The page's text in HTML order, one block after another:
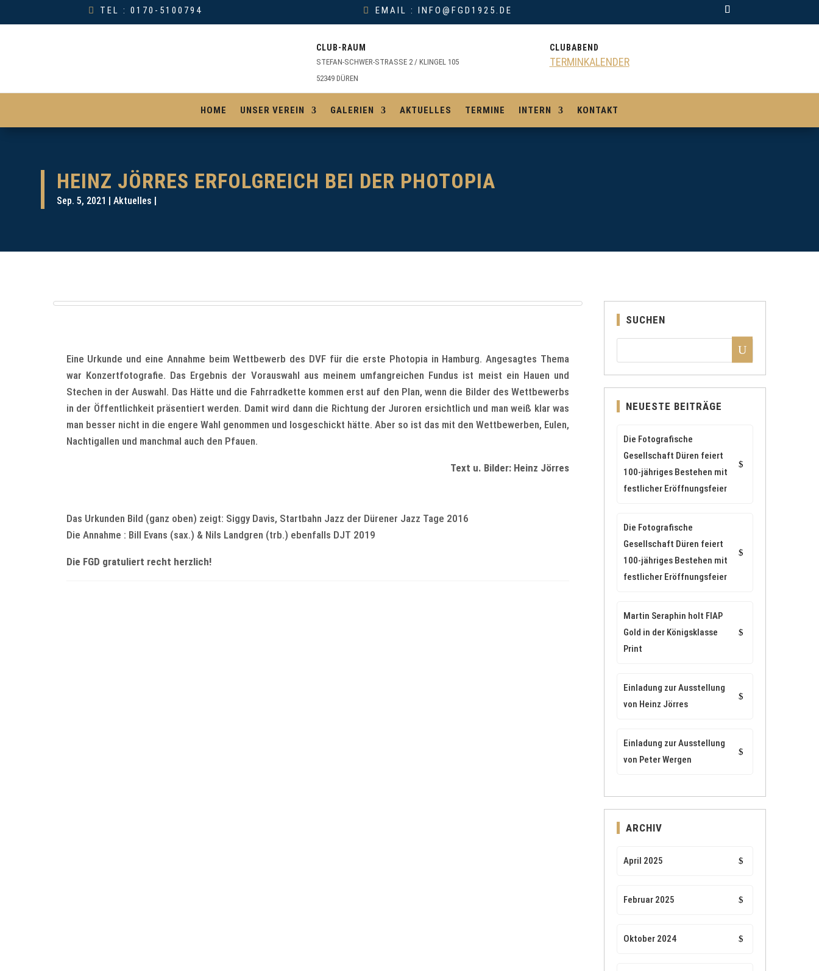
TEL : 0170-5100794 EMAIL : INFO@FGD1925.DE
CLUB-RAUM
STEFAN-SCHWER-STRASSE 2 / KLINGEL 105
52349 DÜREN
CLUBABEND
TERMINKALENDER
HOME UNSER VEREIN GALERIEN AKTUELLES TERMINE INTERN KONTAKT
HEINZ JÖRRES ERFOLGREICH BEI DER PHOTOPIA
Sep. 5, 2021 Aktuelles
Eine Urkunde und eine Annahme beim Wettbewerb des DVF für die erste Photopia in Hamburg. Angesagtes Thema
war Konzertfotografie. Das Ergebnis der Vorauswahl aus meinem umfangreichen Fundus ist meist ein Hauen und
Stechen in der Auswahl. Das Hätte und die Fahrradkette kommen erst auf den Plan, wenn die Bilder des Wettbewerbs
in der Öffentlichkeit präsentiert werden. Damit wird dann die Richtung der Juroren ersichtlich und man weiß klar was
man besser nicht in die engere Wahl genommen und losgeschickt hätte. Aber so ist das mit den Wettbewerben, Eulen,
Nachtigallen und manchmal auch den Pfauen.
Text u. Bilder: Heinz Jörres
Das Urkunden Bild (ganz oben) zeigt: Siggy Davis, Startbahn Jazz der Dürener Jazz Tage 2016
Die Annahme : Bill Evans (sax.) & Nils Landgren (trb.) ebenfalls DJT 2019
Die FGD gratuliert recht herzlich!
SUCHEN
NEUESTE BEITRÄGE
Die Fotografische
Gesellschaft Düren feiert
100-jähriges Bestehen mit
festlicher Eröffnungsfeier
Die Fotografische
Gesellschaft Düren feiert
100-jähriges Bestehen mit
festlicher Eröffnungsfeier
Martin Seraphin holt FIAP
Gold in der Königsklasse
Print
Einladung zur Ausstellung
von Heinz Jörres
Einladung zur Ausstellung
von Peter Wergen
ARCHIV
April 2025
Februar 2025
Oktober 2024